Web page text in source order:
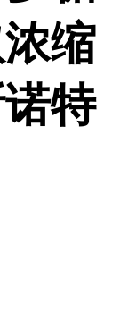
缩
特